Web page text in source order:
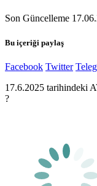
Son Güncelleme
Bu içeriği paylaş
Facebook Twitter
17.6.2025 tarihindeki
?